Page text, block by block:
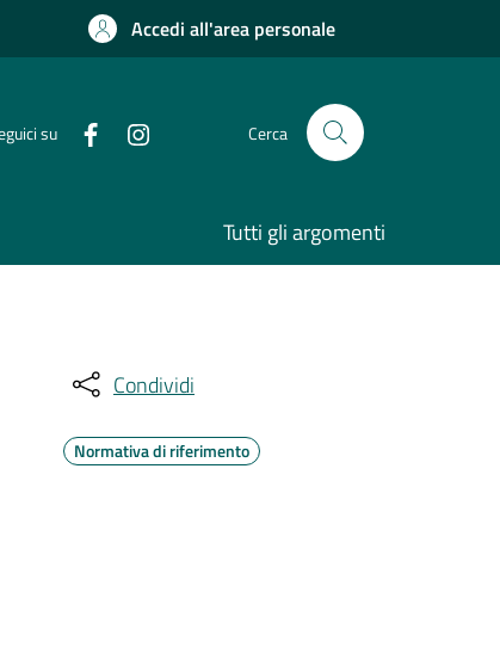
Accedi all'area personale
su Cerca
Tutti gli argomenti
Condividi
Normativa di riferimento